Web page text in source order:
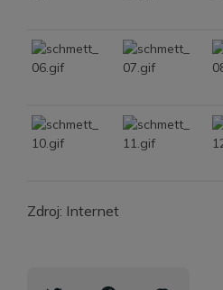
Zdroj: Internet